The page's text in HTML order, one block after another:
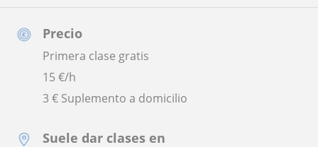
Precio
Primera clase gratis
15€/h
3 € Suplemento a domicilio
Suele dar clases en